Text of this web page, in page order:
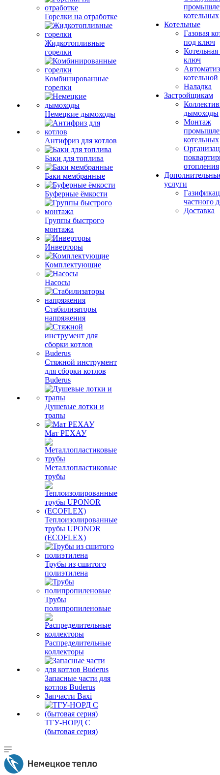
Горелки на отработке
Жидкотопливные
горелки
Комбинированные
горелки
Немецкие дымоходы
Антифриз для котлов
Баки для топлива
Баки мембранные
Буферные ёмкости
Группы быстрого
монтажа
Инверторы
Комплектующие
Насосы
Стабилизаторы
напряжения
Стяжной инструмент
для сборки котлов
Buderus
Душевые лотки и
трапы
Мат РЕХАУ
Металлопластиковые
трубы
Теплоизолированные
трубы UPONOR
(ECOFLEX)
Трубы из сшитого
полиэтилена
Трубы
полипропиленовые
Распределительные
коллекторы
Запасные части для
котлов Buderus
Запчасти Baxi
ТГУ-НОРД С
(бытовая серия)
котельных
Котельные
Газовая
под ключ
ключ
котельной
Наладка
Застройщикам
дымоходы
Монтаж
котельных
отопления
услуги
частного
Доставка